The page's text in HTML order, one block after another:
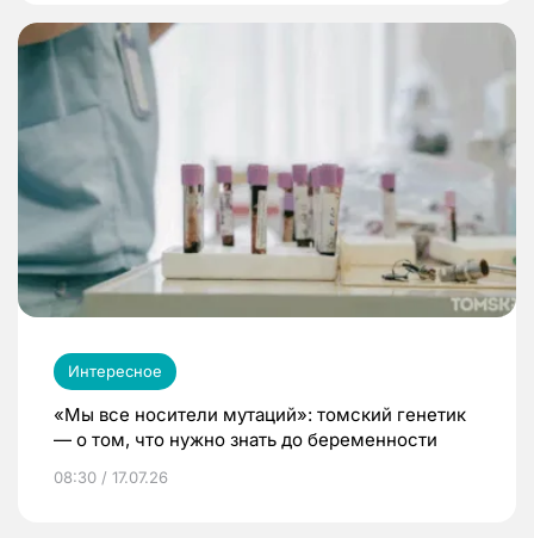
Интересное
«Мы все носители мутаций»: томский генетик
— о том, что нужно знать до беременности
08:30 / 17.07.26